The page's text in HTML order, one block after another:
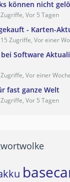
können nicht
Vor 5 Tagen
- Karten-
Zugriffe, Vor einer
Software
Vor einer
fast ganze Welt
Vor 5 Tagen